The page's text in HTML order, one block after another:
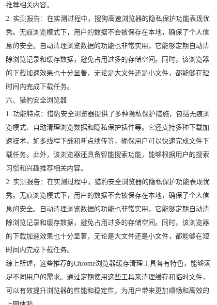
推荐相关内容。
2. 实测报告：在实测过程中，搜狗高速浏览器的隐私保护功能表现优
秀。无痕浏览模式下，用户的数据不会被保存在本地，确保了个人信
息的安全。自动清理浏览数据的功能也非常实用，它能够定期自动清
除浏览记录和缓存数据，避免占用过多的存储空间。同时，该浏览器
的下载加速效果也十分显著，无论是大文件还是小文件，都能够在短
时间内完成下载任务。
六、猎豹安全浏览器
1. 功能特点：猎豹安全浏览器提供了多种隐私保护措施，包括无痕浏
览模式、自动清理浏览数据和隐私保护插件等。它还支持多种下载加
速技术，如多线程下载和断点续传等，确保用户可以快速完成文件下
载任务。此外，该浏览器还具备智能搜索功能，能够根据用户的搜索
习惯和兴趣推荐相关内容。
2. 实测报告：在实测过程中，猎豹安全浏览器的隐私保护功能表现优
秀。无痕浏览模式下，用户的数据不会被保存在本地，确保了个人信
息的安全。自动清理浏览数据的功能也非常实用，它能够定期自动清
除浏览记录和缓存数据，避免占用过多的存储空间。同时，该浏览器
的下载加速效果也十分显著，无论是大文件还是小文件，都能够在短
时间内完成下载任务。
综上所述，这些推荐的Chrome浏览器缓存清理工具各有特色，能够满
足不同用户的需求。通过定期使用这些工具来清理缓存和临时文件，
可以有效提升浏览器的性能和稳定性，为用户带来更加顺畅和高效的